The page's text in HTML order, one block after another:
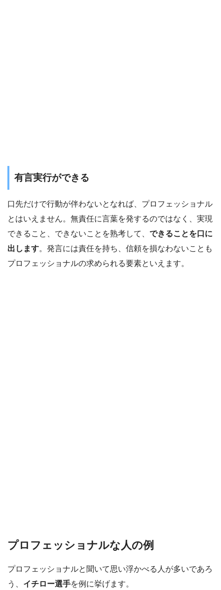
有言実行ができる
口先だけで行動が伴わないとなれば、プロフェッショナル
とはいえません。無責任に言葉を発するのではなく、実現
できること、できないことを熟考して、 できることを口に
出します。発言には責任を持ち、信頼を損なわないことも
プロフェッショナルの求められる要素といえます。
プロフェッショナルな人の例
プロフェッショナルと聞いて思い浮かべる人が多いであろ
う、 イチロー選手を例に挙げます。